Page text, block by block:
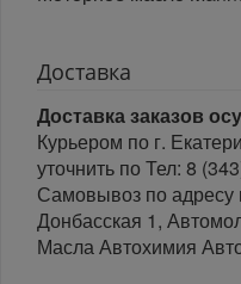
Доставка
Доставка заказов
Курьером по г.
уточнить по Тел: 8
Самовывоз по адресу
Донбасская 1,
Масла Автохимия